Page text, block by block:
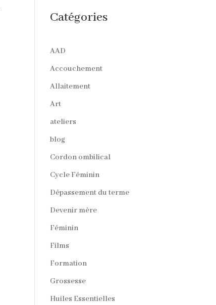
Catégories
AAD
Accouchement
Allaitement
Art
ateliers
blog
Cordon ombilical
Cycle Féminin
Dépassement du terme
Devenir mère
Féminin
Films
Formation
Grossesse
Huiles Essentielles